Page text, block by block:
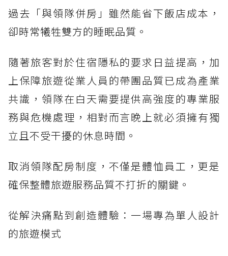
過去「與領隊併房」雖然能省下飯店成本，
卻時常犧牲雙方的睡眠品質。
隨著旅客對於住宿隱私的要求日益提高，加
上保障旅遊從業人員的帶團品質已成為產業
共識，領隊在白天需要提供高強度的專業服
務與危機處理，相對而言晚上就必須擁有獨
立且不受干擾的休息時間。
取消領隊配房制度，不僅是體恤員工，更是
確保整體旅遊服務品質不打折的關鍵。
從解決痛點到創造體驗：一場專為單人設計
的旅遊模式